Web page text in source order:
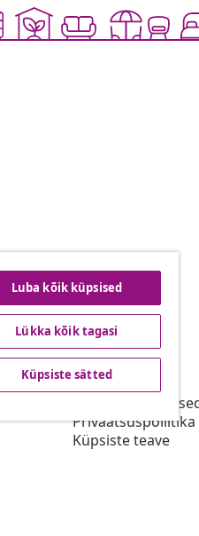
vidaXL
vidaXList
Privaatsuspoliitika
Küpsiste teave
Luba kõik küpsised
Lükka kõik tagasi
Küpsiste sätted